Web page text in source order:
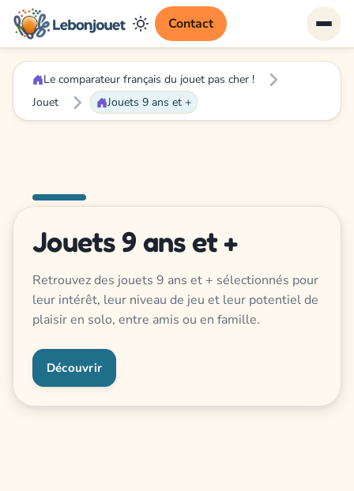
Contact
Le comparateur français du jouet pas cher !
Jouet
Jouets 9 ans et +
Jouets 9 ans et +
Retrouvez des jouets 9 ans et + sélectionnés pour
leur intérêt, leur niveau de jeu et leur potentiel de
plaisir en solo, entre amis ou en famille.
Découvrir